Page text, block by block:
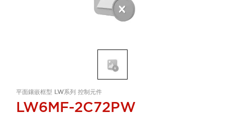
平面鑲嵌框型 LW系列 控制元件
LW6MF-2C72PW